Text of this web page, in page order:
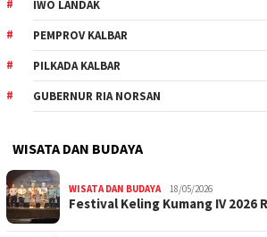
IWO LANDAK
PEMPROV KALBAR
PILKADA KALBAR
GUBERNUR RIA NORSAN
WISATA DAN BUDAYA
WISATA DAN BUDAYA 18/05/2026
Festival Keling Kumang IV 2026